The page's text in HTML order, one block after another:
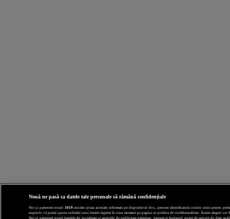
Nouă ne pasă ca datele tale personale să rămână confidențiale
Noi și partenerii noștri 1019stocăm și/sau accesăm informații pe dispozitivul dvs., precum identificatorii cookie unici pentru
respectiv vă puteți opune utilizării unui interes legitim în orice moment pe pagina cu politica de confidențialitate. Aceste alegeri vor
Noi si partenerii nostri (retelele de socializare si agentiile de publicitate partenere, precum si furnizorii nostri de servicii de date